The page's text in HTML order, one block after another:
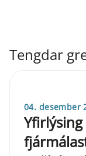
Tengdar
04. desember
Yfirlýsing